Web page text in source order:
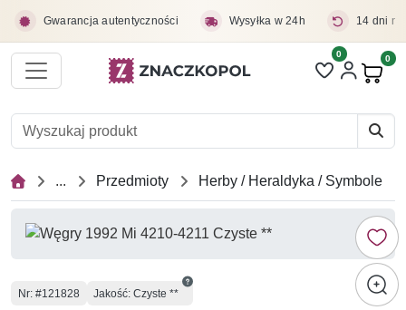
Gwarancja autentyczności Wysyłka w 24h 14 dni
Liczba pozycji
0 0
... Przedmioty Herby / Heraldyka / Symbole
Numer
Nr: #121828 Jakość: Czyste **